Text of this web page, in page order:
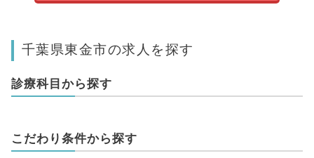
千葉県東金市の求人を探す
診療科目から探す
こだわり条件から探す